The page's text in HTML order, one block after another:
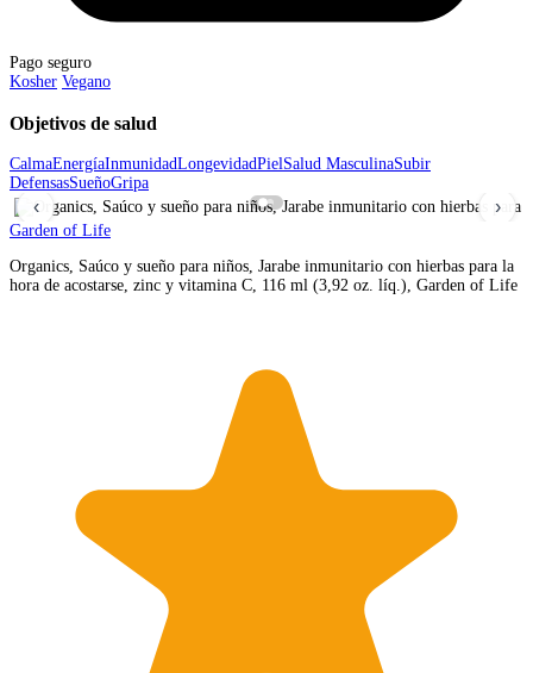
Pago seguro
Kosher Vegano
Objetivos de salud
CalmaEnergíaInmunidadLongevidadPielSalud MasculinaSubir
DefensasSueñoGripa
‹ ›
Garden of Life
Organics, Saúco y sueño para niños, Jarabe inmunitario con hierbas para la
hora de acostarse, zinc y vitamina C, 116 ml (3,92 oz. líq.), Garden of Life